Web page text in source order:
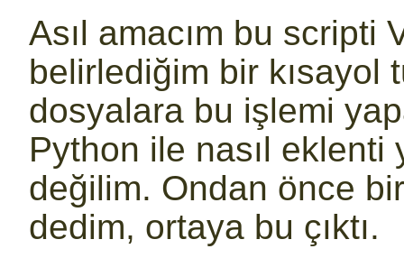
Asıl amacım bu scripti
belirlediğim bir kısayol
dosyalara bu işlemi
Python ile nasıl
değilim. Ondan önce
dedim, ortaya bu çıktı.